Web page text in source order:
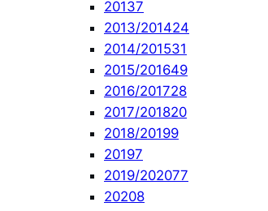
20137
2013/201424
2014/201531
2015/201649
2016/201728
2017/201820
2018/20199
20197
2019/202077
20208